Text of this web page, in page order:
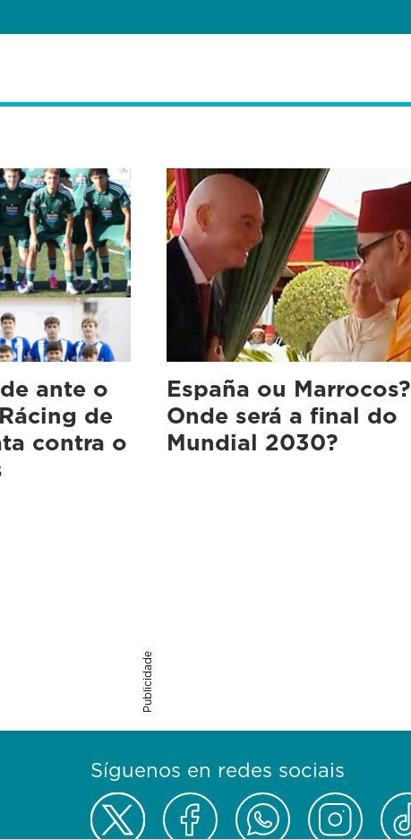
ante o
de
contra o
España ou Marrocos?
Onde será a final do
Mundial 2030?
Publicidade
Síguenos en redes sociais